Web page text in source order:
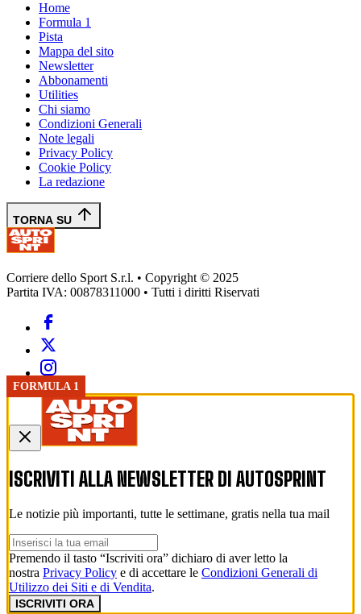
FORMULA 1
Home
Formula 1
Pista
Mappa del sito
Newsletter
Abbonamenti
Utilities
Chi siamo
Condizioni Generali
Note legali
Privacy Policy
Cookie Policy
La redazione
TORNA SU
Corriere dello Sport S.r.l. • Copyright © 2025
Partita IVA: 00878311000 • Tutti i diritti Riservati
ISCRIVITI ALLA NEWSLETTER DI AUTOSPRINT
Le notizie più importanti, tutte le settimane, gratis nella tua mail
Premendo il tasto “Iscriviti ora” dichiaro di aver letto la
nostra Privacy Policy e di accettare le Condizioni Generali di
Utilizzo dei Siti e di Vendita.
ISCRIVITI ORA